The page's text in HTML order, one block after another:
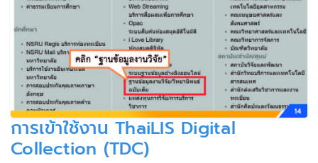
การเข้าใช้งาน ThaiLIS Digital
Collection (TDC)